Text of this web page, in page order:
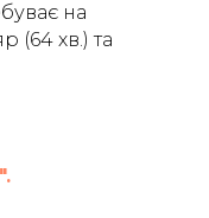
на
(64 хв.) та